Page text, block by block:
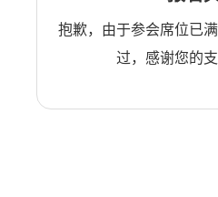
抱歉，由于参会席位已
过，感谢您的支